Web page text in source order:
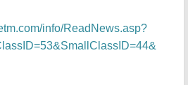
info/ReadNews.asp?